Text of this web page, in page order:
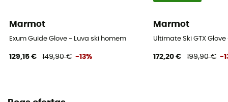
Marmot
Exum Guide Glove - Luva ski homem
129,15 € 149,90 € -13%
Marmot
Ultimate Ski GTX
172,20 € 199,90 € -